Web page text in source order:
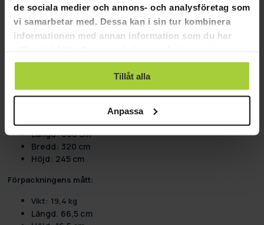
de sociala medier och annons- och analysföretag som
vi samarbetar med. Dessa kan i sin tur kombinera
informationen med annan information som du har
använt deras tjänster.
Tillåt alla
Anpassa
Fornorth Presenning för garagetält 3,2x6m, mörkgrå
Högkvalitativa och hållbara Fornorth presenningar
Produktinformation:
Tygmaterial: PVC
Stark UV-skyddad presenning 350g/m2, mörkgrå
Längd: 600 cm
Bredd: 320 cm
Höjd: 245 cm
Förpackningens mått:
Vikt: 19,4 kg
Längd. 66,5 cm